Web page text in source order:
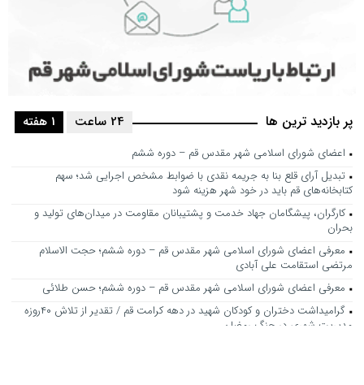
پر بازدید ترین ها 1 هفته 24 ساعت
اعضای شورای اسلامی شهر مقدس قم – دوره ششم
تبدیل آرای قلع بنا به جریمه نقدی با ضوابط مشخص اجرایی شد؛ سهم
کتابخانه‌های قم باید در خود شهر هزینه شود
کارگران، پیشگامان جهاد خدمت و پشتیبانان مقاومت در میدان‌های تولید و
بحران
معرفی اعضای شورای اسلامی شهر مقدس قم – دوره ششم؛ حجت الاسلام
مرتضی استقامت علی آبادی
معرفی اعضای شورای اسلامی شهر مقدس قم – دوره ششم؛ حسن طلائی
گرامیداشت دختران و کودکان شهید در دهه کرامت قم / تقدیر از تلاش ۴۰روزه
مدیریت شهری در جنگ رمضان